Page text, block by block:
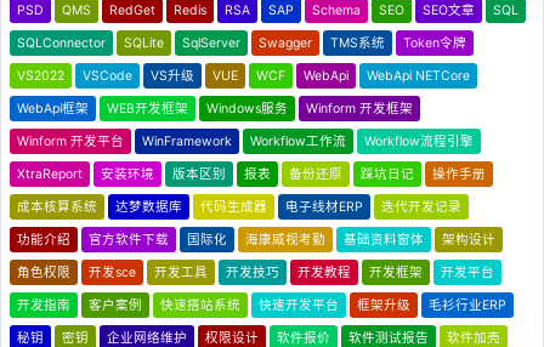
PSD QMS RedGet Redis RSA SAP Schema SEO SEO文章 SQL
SQLConnector SQLite SqlServer Swagger TMS系统 Token令牌
VS2022 VSCode VS升级 VUE WCF WebApi WebApi NETCore
WebApi框架 WEB开发框架 Windows服务 Winform 开发框架
Winform 开发平台 WinFramework Workflow工作流 Workflow流程引擎
XtraReport 安装环境 版本区别 报表 备份还原 踩坑日记 操作手册
成本核算系统 达梦数据库 代码生成器 电子线材ERP 迭代开发记录
功能介绍 官方软件下载 国际化 海康威视考勤 基础资料窗体 架构设计
角色权限 开发sce 开发工具 开发技巧 开发教程 开发框架 开发平台
开发指南 客户案例 快速搭站系统 快速开发平台 框架升级 毛衫行业ERP
秘钥 密钥 企业网络维护 权限设计 软件报价 软件测试报告 软件加壳